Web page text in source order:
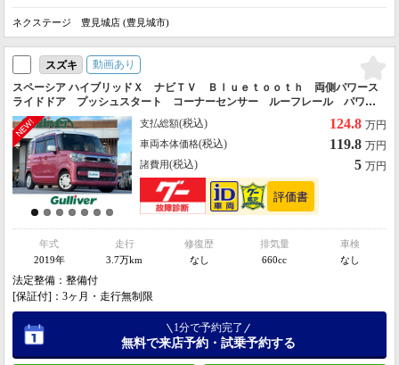
ネクステージ 豊見城店 (豊見城市)
スズキ
動画あり
スペーシア ハイブリッドＸ ナビＴＶ Ｂｌｕｅｔｏｏｔｈ 両側パワース
ライドドア プッシュスタート コーナーセンサー ルーフレール パワー
ステアリング オートライト 横滑り防止装置 衝突被害軽減システム オ
ートマチックハイビーム
支払総額(税込) 124.8 万円
車両本体価格(税込) 119.8 万円
諸費用(税込) 5 万円
年式
2019年
走行
3.7万km
修復歴
なし
排気量
660cc
車検
なし
法定整備：整備付
[保証付]：3ヶ月・走行無制限
1分で予約完了
無料で来店予約・試乗予約する